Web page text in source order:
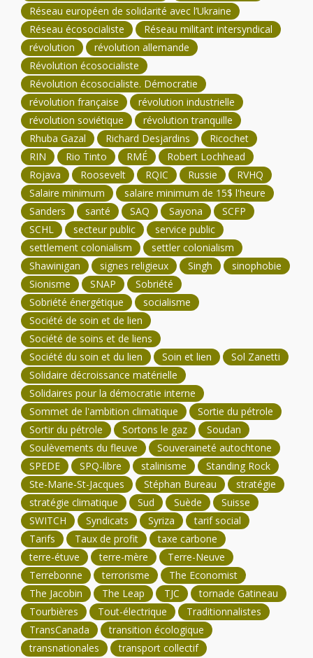
Réseau européen de solidarité avec l’Ukraine
Réseau écosocialiste
Réseau militant intersyndical
révolution
révolution allemande
Révolution écosocialiste
Révolution écosocialiste. Démocratie
révolution française
révolution industrielle
révolution soviétique
révolution tranquille
Rhuba Gazal
Richard Desjardins
Ricochet
RIN
Rio Tinto RMÉ
Robert Lochhead
Rojava
Roosevelt RQIC Russie
RVHQ
Salaire minimum
salaire minimum de 15$ l'heure
Sanders
santé SAQ Sayona
SCFP
SCHL
secteur public
service public
settlement colonialism
settler colonialism
Shawinigan
signes religieux Singh
sinophobie
Sionisme
SNAP
Sobriété
Sobriété énergétique
socialisme
Société de soin et de lien
Société de soins et de liens
Société du soin et du lien
Soin et lien
Sol Zanetti
Solidaire décroissance matérielle
Solidaires pour la démocratie interne
Sommet de l'ambition climatique
Sortie du pétrole
Sortir du pétrole
Sortons le gaz
Soudan
Soulèvements du fleuve
Souveraineté autochtone
SPEDE
SPQ-libre stalinisme
Standing Rock
Ste-Marie-St-Jacques
Stéphan Bureau
stratégie
stratégie climatique
Sud Suède
Suisse
SWITCH
Syndicats Syriza
tarif social
Tarifs
Taux de profit
taxe carbone
terre-étuve
terre-mère
Terre-Neuve
Terrebonne
terrorisme
The Economist
The Jacobin
The Leap TJC
tornade Gatineau
Tourbières
Tout-électrique
Traditionnalistes
TransCanada
transition écologique
transnationales
transport collectif